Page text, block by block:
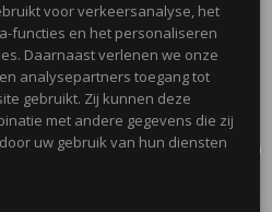
UW WINKELWAGEN
Geen producten
(0)
voor verkeersanalyse, het
functies en het personaliseren
Daarnaast verlenen we onze
analysepartners toegang tot
gebruikt. Zij kunnen deze
met andere gegevens die zij
uw gebruik van hun diensten